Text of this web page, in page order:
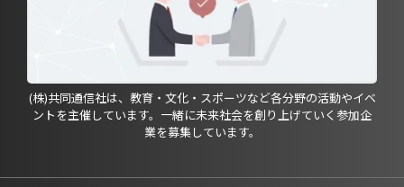
(株)共同通信社は、教育・文化・スポーツなど各分野の活動やイベ
ントを主催しています。一緒に未来社会を創り上げていく参加企
業を募集しています。